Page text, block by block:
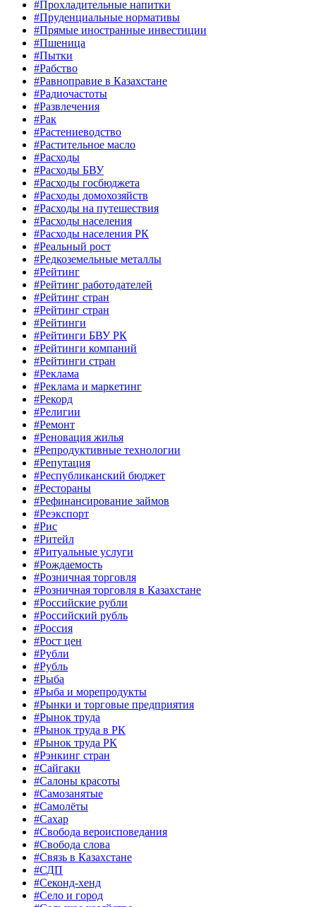
#Прохладительные напитки
#Пруденциальные нормативы
#Прямые иностранные инвестиции
#Пшеница
#Пытки
#Рабство
#Равноправие в Казахстане
#Радиочастоты
#Развлечения
#Рак
#Растениеводство
#Растительное масло
#Расходы
#Расходы БВУ
#Расходы госбюджета
#Расходы домохозяйств
#Расходы на путешествия
#Расходы населения
#Расходы населения РК
#Реальный рост
#Редкоземельные металлы
#Рейтинг
#Рейтинг работодателей
#Рейтинг стран
#Рейтинг стран
#Рейтинги
#Рейтинги БВУ РК
#Рейтинги компаний
#Рейтинги стран
#Реклама
#Реклама и маркетинг
#Рекорд
#Религии
#Ремонт
#Реновация жилья
#Репродуктивные технологии
#Репутация
#Республиканский бюджет
#Рестораны
#Рефинансирование займов
#Реэкспорт
#Рис
#Ритейл
#Ритуальные услуги
#Рождаемость
#Розничная торговля
#Розничная торговля в Казахстане
#Российские рубли
#Российский рубль
#Россия
#Рост цен
#Рубли
#Рубль
#Рыба
#Рыба и морепродукты
#Рынки и торговые предприятия
#Рынок труда
#Рынок труда в РК
#Рынок труда РК
#Рэнкинг стран
#Сайгаки
#Салоны красоты
#Самозанятые
#Самолёты
#Сахар
#Свобода вероисповедания
#Свобода слова
#Связь в Казахстане
#СДП
#Секонд-хенд
#Село и город